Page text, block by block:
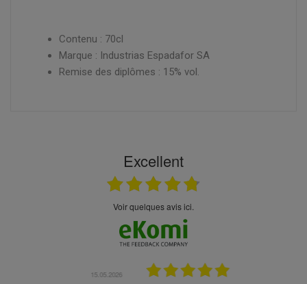
Contenu : 70cl
Marque : Industrias Espadafor SA
Remise des diplômes : 15% vol.
Excellent
Voir quelques avis ici.
23.04.2026